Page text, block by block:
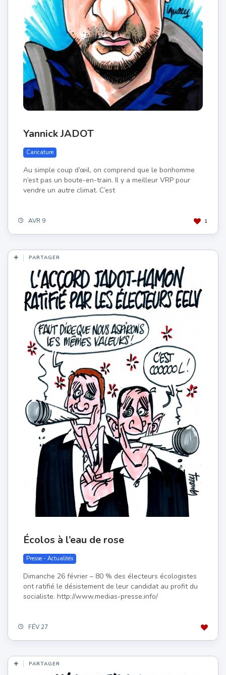
Yannick JADOT
Caricature
Au simple coup d’œil, on comprend que le bonhomme
n’est pas un boute-en-train. Il y a meilleur VRP pour
vendre un autre climat. C’est
AVR 9 1
PARTAGER
Écolos à l’eau de rose
Presse - Actualités
Dimanche 26 février – 80 % des électeurs écologistes
ont ratifié le désistement de leur candidat au profit du
socialiste. http://www.medias-presse.info/
FÉV 27
PARTAGER